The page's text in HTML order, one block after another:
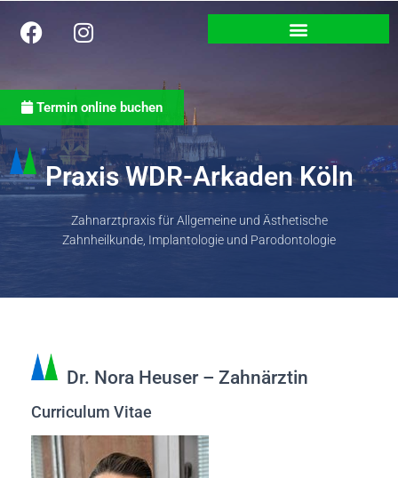
Termin online buchen
Praxis WDR-Arkaden Köln
Zahnarztpraxis für Allgemeine und Ästhetische
Zahnheilkunde, Implantologie und Parodontologie
Dr. Nora Heuser – Zahnärztin
Curriculum Vitae